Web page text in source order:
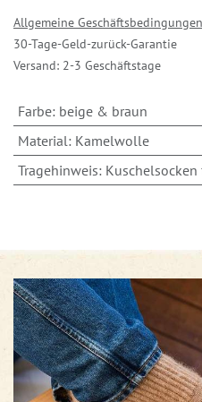
Allgemeine Geschäftsbedingungen
30-Tage-Geld-zurück-Garantie
Versand: 2-3 Geschäftstage
Farbe: beige & braun
Material: Kamelwolle
Tragehinweis: